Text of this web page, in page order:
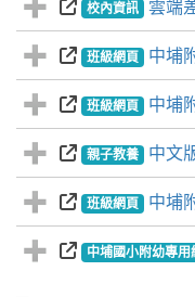
校內資訊 雲端
班級網頁 中埔
班級網頁 中埔
親子教養 中文
班級網頁 中埔
中埔國小附幼專用